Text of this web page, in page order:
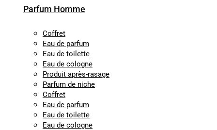
Parfum Homme
Coffret
Eau de parfum
Eau de toilette
Eau de cologne
Produit après-rasage
Parfum de niche
Coffret
Eau de parfum
Eau de toilette
Eau de cologne